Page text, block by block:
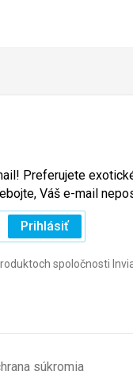
Preferujete
Váš e-mail
Prihlásiť
spoločnosti
súkromia